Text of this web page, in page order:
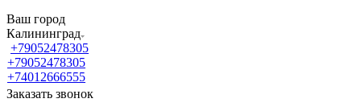
Ваш город
Калининград
+79052478305
+79052478305
+74012666555
Заказать звонок